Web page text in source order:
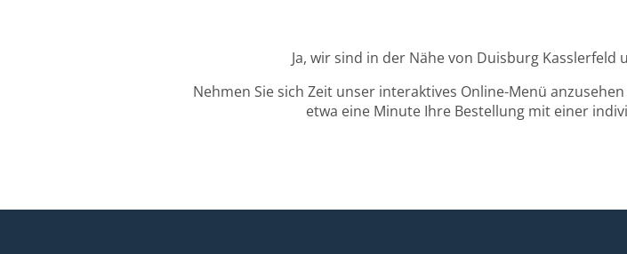
Ja, wir sind in der Nähe von Duisburg
Nehmen Sie sich Zeit unser interaktives Online-Menü
etwa eine Minute Ihre Bestellung mit einer